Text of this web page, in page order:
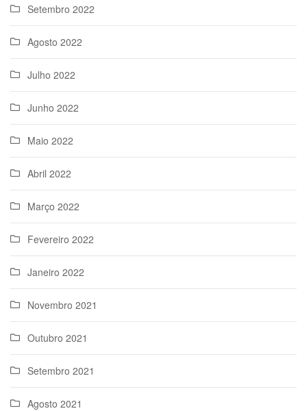
Setembro 2022
Agosto 2022
Julho 2022
Junho 2022
Maio 2022
Abril 2022
Março 2022
Fevereiro 2022
Janeiro 2022
Novembro 2021
Outubro 2021
Setembro 2021
Agosto 2021